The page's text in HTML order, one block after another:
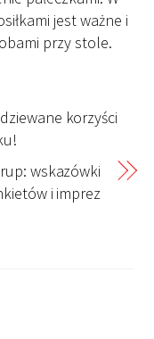
jest ważne i
przy stole.
korzyści
wskazówki
i imprez